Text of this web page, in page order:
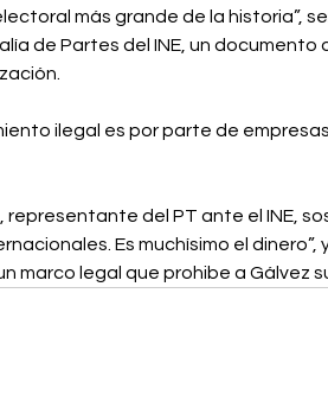
más grande de la historia”,
de Partes del INE, un documento
ilegal es por parte de
representante del PT ante el INE,
Es muchísimo el dinero”,
marco legal que prohibe a Gálvez